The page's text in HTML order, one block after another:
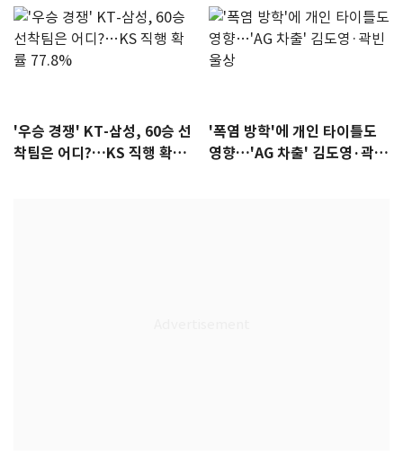
'우승 경쟁' KT-삼성, 60승 선
착팀은 어디?…KS 직행 확률
'폭염 방학'에 개인 타이틀도
영향…'AG 차출' 김도영·곽빈